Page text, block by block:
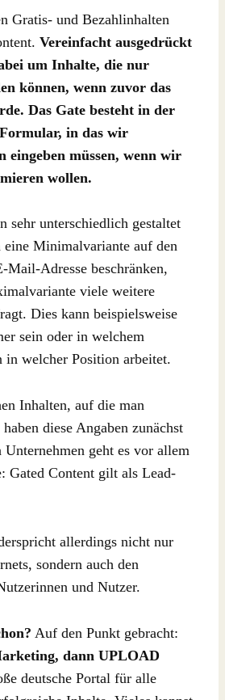
Gratis- und Bezahlinhalten
Vereinfacht ausgedrückt
um Inhalte, die nur
können, wenn zuvor das
Das Gate besteht in der
in das wir
eingeben müssen, wenn wir
wollen.
sehr unterschiedlich gestaltet
eine Minimalvariante auf den
Mail-Adresse beschränken,
viele weitere
Dies kann beispielsweise
sein oder in welchem
in welcher Position arbeitet.
Inhalten, auf die man
diese Angaben zunächst
geht es vor allem
Gated Content gilt als Lead-
allerdings nicht nur
sondern auch den
und Nutzer.
Auf den Punkt gebracht:
dann UPLOAD
deutsche Portal für alle